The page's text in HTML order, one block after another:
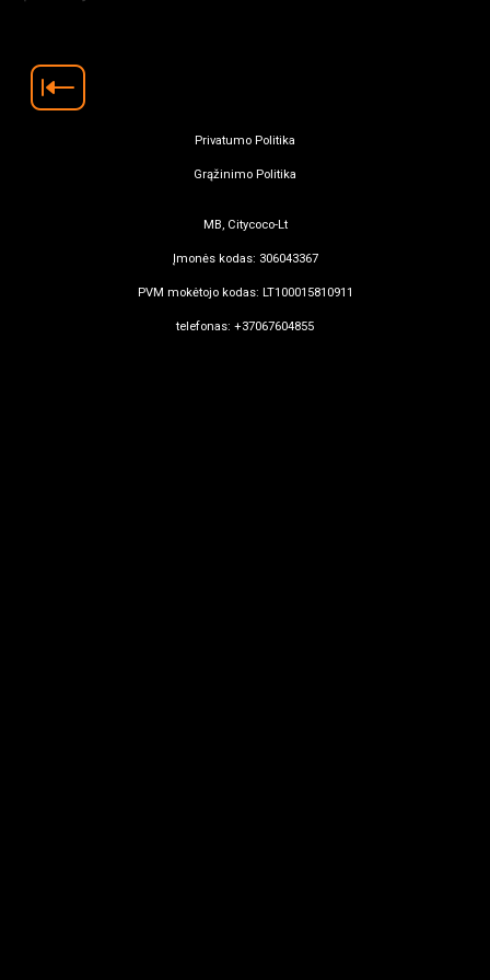
Privatumo Politika
Grąžinimo Politika
MB, Citycoco-Lt
Įmonės kodas: 306043367
PVM mokėtojo kodas: LT100015810911
telefonas: +37067604855